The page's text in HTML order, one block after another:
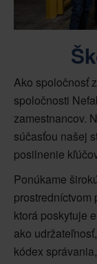
Ako spoločnosť
spoločnosti
zamestnancov.
súčasťou našej
posilnenie
Ponúkame
prostredníctvom
ktorá poskytuje
ako
kódex